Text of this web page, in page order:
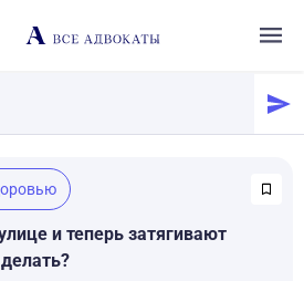
и теперь затягивают